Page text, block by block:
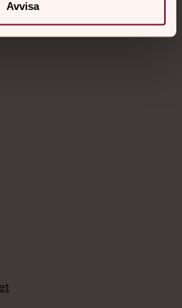
Avvisa
Prata eller chatta anonymt
nätter.